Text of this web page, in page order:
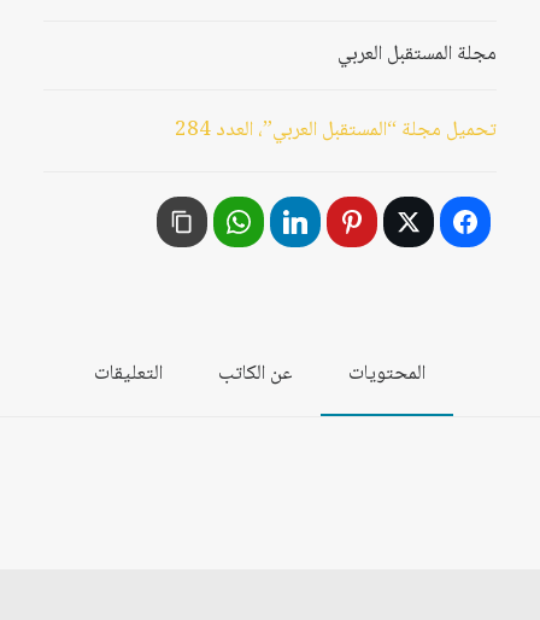
مجلة المستقبل العربي
تحميل مجلة “المستقبل العربي”، العدد 284
المحتويات عن الكاتب التعليقات